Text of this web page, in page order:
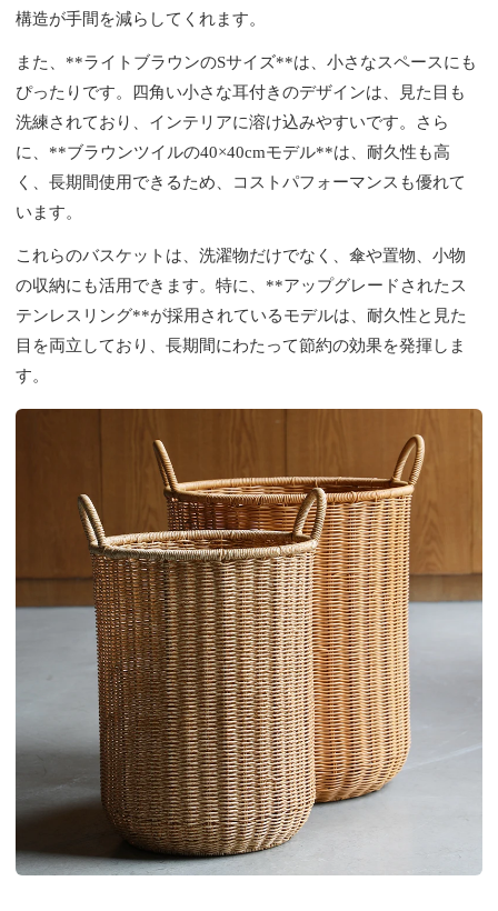
構造が手間を減らしてくれます。
また、**ライトブラウンのSサイズ**は、小さなスペースにも
ぴったりです。四角い小さな耳付きのデザインは、見た目も
洗練されており、インテリアに溶け込みやすいです。さら
に、**ブラウンツイルの40×40cmモデル**は、耐久性も高
く、長期間使用できるため、コストパフォーマンスも優れて
います。
これらのバスケットは、洗濯物だけでなく、傘や置物、小物
の収納にも活用できます。特に、**アップグレードされたス
テンレスリング**が採用されているモデルは、耐久性と見た
目を両立しており、長期間にわたって節約の効果を発揮しま
す。